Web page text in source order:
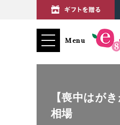
Menu
【喪中はが
相場